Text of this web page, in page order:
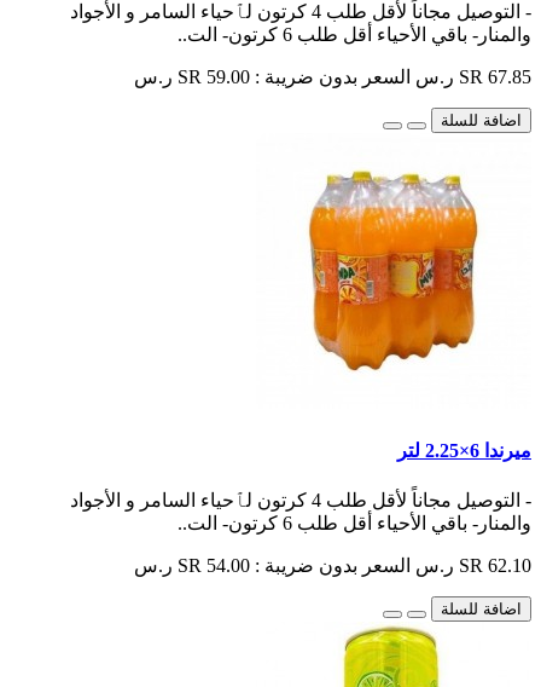
- التوصيل مجاناً لأقل طلب 4 كرتون لٱحياء السامر و الأجواد
والمنار- باقي الأحياء أقل طلب 6 كرتون- الت..
SR 67.85 ر.س السعر بدون ضريبة : SR 59.00 ر.س
اضافة للسلة
ميرندا 6×2.25 لتر
- التوصيل مجاناً لأقل طلب 4 كرتون لٱحياء السامر و الأجواد
والمنار- باقي الأحياء أقل طلب 6 كرتون- الت..
SR 62.10 ر.س السعر بدون ضريبة : SR 54.00 ر.س
اضافة للسلة